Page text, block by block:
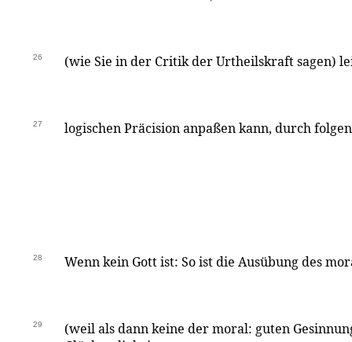
26 (wie Sie in der Critik der Urtheilskraft sagen)
27 logischen Präcision anpaßen kann, durch
28 Wenn kein Gott ist: So ist die Ausübung des
29
(weil als dann keine der moral: guten